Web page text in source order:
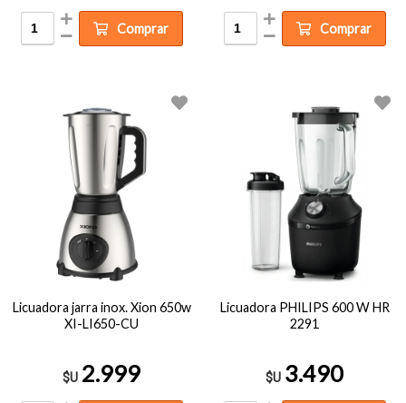
Comprar Comprar
Licuadora jarra inox. Xion 650w
XI-LI650-CU
$U 2.999
Licuadora PHILIPS 600 W HR
2291
$U 3.490